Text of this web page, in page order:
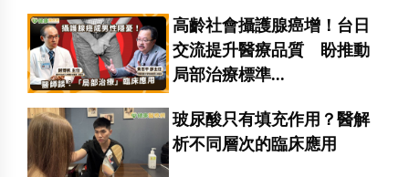
高齡社會攝護腺癌增！台日
交流提升醫療品質 盼推動
局部治療標準...
玻尿酸只有填充作用？醫解
析不同層次的臨床應用